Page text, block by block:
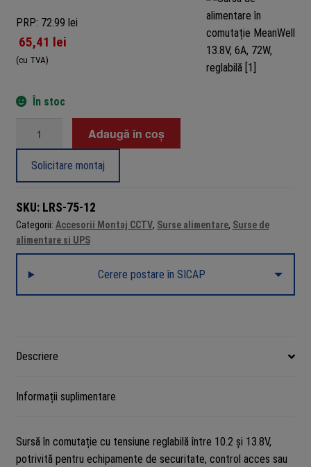
PRP: 72.99 lei
65,41 lei
(cu TVA)
În stoc
comutație
MeanWell
13.8V,
72W,
reglabilă
Adaugă în coș
Solicitare montaj
SKU: LRS-75-12
Categorii: Accesorii Montaj CCTV, Surse alimentare, Surse de
alimentare si UPS
Cerere postare în SICAP
Descriere
Informații suplimentare
Sursă în comutație cu tensiune reglabilă între 10.2 și 13.8V,
potrivită pentru echipamente de securitate, control acces sau